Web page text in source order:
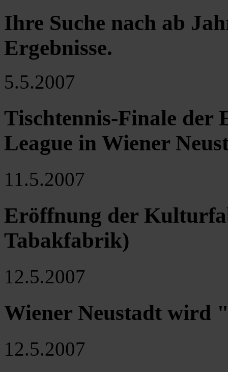
Ihre Suche nach ab
Ergebnisse.
5.5.2007
Tischtennis-Finale der
League in Wiener
11.5.2007
Eröffnung der
Tabakfabrik)
12.5.2007
Wiener Neustadt wird
12.5.2007